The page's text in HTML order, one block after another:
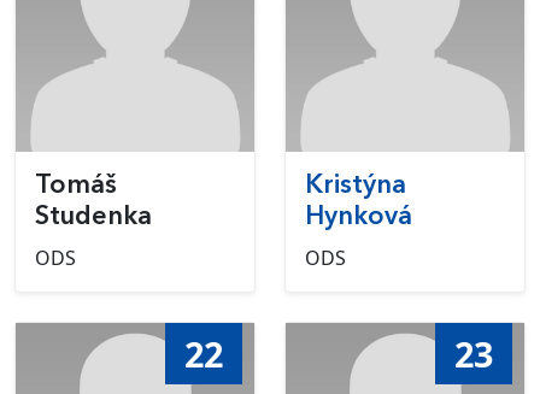
Tomáš
Studenka
ODS
Kristýna
Hynková
ODS
22 23